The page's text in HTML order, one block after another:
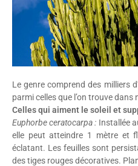
Le genre comprend des milliers
parmi celles que l’on trouve dans
Celles qui aiment le soleil et
Euphorbe ceratocarpa : Installée
elle peut atteindre 1 mètre et
éclatant. Les feuilles sont
des tiges rouges décoratives.